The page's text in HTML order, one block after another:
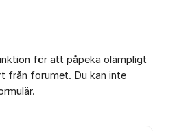
för att påpeka olämpligt
från forumet. Du kan inte